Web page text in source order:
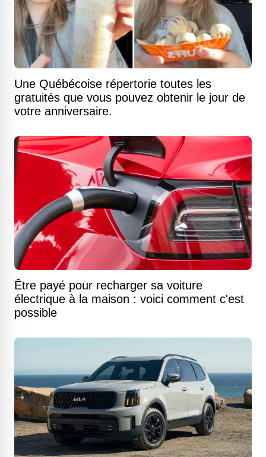
Une Québécoise répertorie toutes les
gratuités que vous pouvez obtenir le jour de
votre anniversaire.
Être payé pour recharger sa voiture
électrique à la maison : voici comment c'est
possible